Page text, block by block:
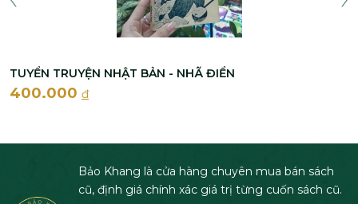
TUYỂN TRUYỆN NHẬT BẢN - NHÃ ĐIỂN
400.000 đ
Bảo Khang là cửa hàng chuyên mua bán sách
cũ, định giá chính xác giá trị từng cuốn sách cũ.